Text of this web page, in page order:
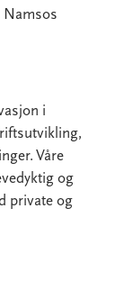
Namsos
i
Våre
og
private og